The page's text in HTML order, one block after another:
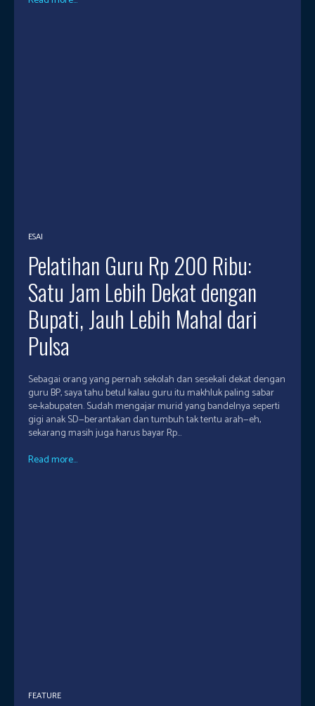
ESAI
Pelatihan Guru Rp 200 Ribu:
Satu Jam Lebih Dekat dengan
Bupati, Jauh Lebih Mahal dari
Pulsa
Sebagai orang yang pernah sekolah dan sesekali dekat dengan
guru BP, saya tahu betul kalau guru itu makhluk paling sabar
se-kabupaten. Sudah mengajar murid yang bandelnya seperti
gigi anak SD—berantakan dan tumbuh tak tentu arah—eh,
sekarang masih juga harus bayar Rp...
Read more...
FEATURE